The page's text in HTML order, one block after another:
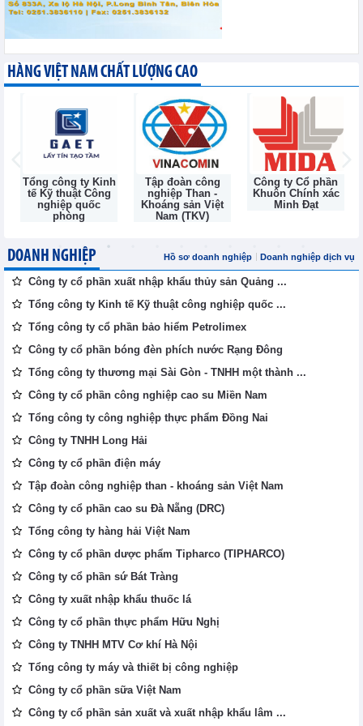
HÀNG VIỆT NAM CHẤT LƯỢNG CAO
Tổng công ty Kinh
tế Kỹ thuật Công
nghiệp quốc
phòng
Tập đoàn công
nghiệp Than -
Khoáng sản Việt
Nam (TKV)
Công ty Cổ phần
Khuôn Chính xác
Minh Đạt
DOANH NGHIỆP Hồ sơ doanh nghiệp Doanh nghiệp dịch vụ
Công ty cổ phần xuất nhập khẩu thủy sản Quảng ...
Tổng công ty Kinh tế Kỹ thuật công nghiệp quốc ...
Tổng công ty cổ phần bảo hiểm Petrolimex
Công ty cổ phần bóng đèn phích nước Rạng Đông
Tổng công ty thương mại Sài Gòn - TNHH một thành ...
Công ty cổ phần công nghiệp cao su Miền Nam
Tổng công ty công nghiệp thực phẩm Đồng Nai
Công ty TNHH Long Hải
Công ty cổ phần điện máy
Tập đoàn công nghiệp than - khoáng sản Việt Nam
Công ty cổ phần cao su Đà Nẵng (DRC)
Tổng công ty hàng hải Việt Nam
Công ty cổ phần dược phẩm Tipharco (TIPHARCO)
Công ty cổ phần sứ Bát Tràng
Công ty xuất nhập khẩu thuốc lá
Công ty cổ phần thực phẩm Hữu Nghị
Công ty TNHH MTV Cơ khí Hà Nội
Tổng công ty máy và thiết bị công nghiệp
Công ty cổ phần sữa Việt Nam
Công ty cổ phần sản xuất và xuất nhập khẩu lâm ...